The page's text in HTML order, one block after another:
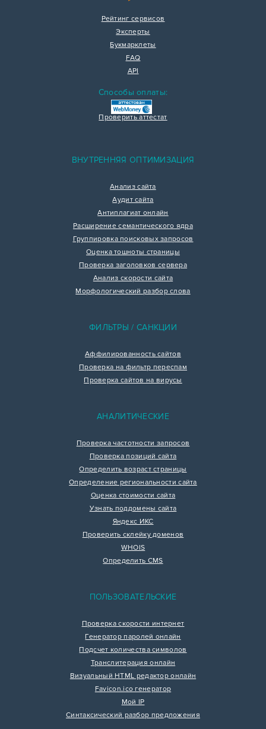
Рейтинг сервисов
Эксперты
Букмарклеты
FAQ
API
Способы оплаты:
Проверить аттестат
ВНУТРЕННЯЯ ОПТИМИЗАЦИЯ
Анализ сайта
Аудит сайта
Антиплагиат онлайн
Расширение семантического ядра
Группировка поисковых запросов
Оценка тошноты страницы
Проверка заголовков сервера
Анализ скорости сайта
Морфологический разбор слова
ФИЛЬТРЫ / САНКЦИИ
Аффилированность сайтов
Проверка на фильтр переспам
Проверка сайтов на вирусы
АНАЛИТИЧЕСКИЕ
Проверка частотности запросов
Проверка позиций сайта
Определить возраст страницы
Определение региональности сайта
Оценка стоимости сайта
Узнать поддомены сайта
Яндекс ИКС
Проверить склейку доменов
WHOIS
Определить CMS
ПОЛЬЗОВАТЕЛЬСКИЕ
Проверка скорости интернет
Генератор паролей онлайн
Подсчет количества символов
Транслитерация онлайн
Визуальный HTML редактор онлайн
Favicon.ico генератор
Мой IP
Синтаксический разбор предложения